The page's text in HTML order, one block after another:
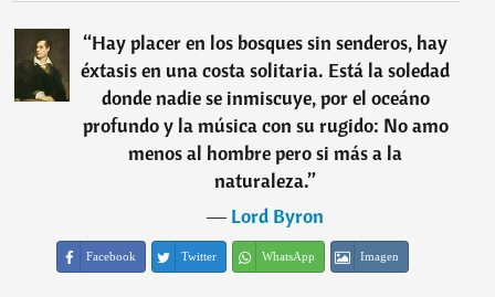
“Hay placer en los bosques sin senderos, hay
éxtasis en una costa solitaria. Está la soledad
donde nadie se inmiscuye, por el oceáno
profundo y la música con su rugido: No amo
menos al hombre pero si más a la
naturaleza.”
―Lord Byron
Facebook Twitter WhatsApp Imagen